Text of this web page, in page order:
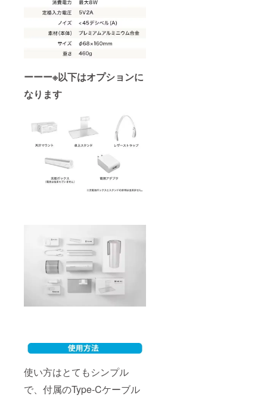
ーーー※以下はオプションに
なります
使い方はとてもシンプル
で、付属のType-Cケーブル